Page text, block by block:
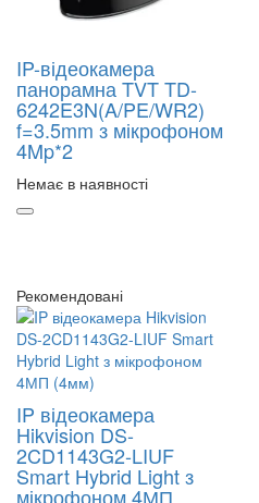
IP-відеокамера
панорамна TVT TD-
6242E3N(A/PE/WR2)
f=3.5mm з мікрофоном
4Mp*2
Немає в наявності
Рекомендовані
IP відеокамера
Hikvision DS-
2CD1143G2-LIUF
Smart Hybrid Light з
мікрофоном 4МП